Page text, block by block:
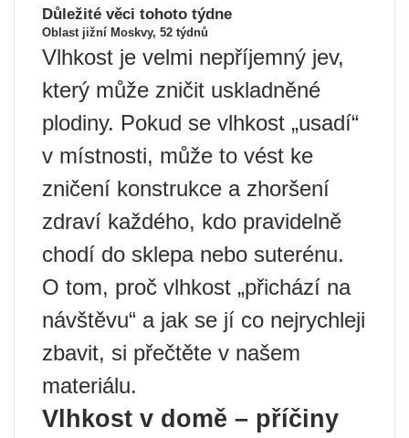
Důležité věci tohoto týdne
Oblast jižní Moskvy, 52 týdnů
Vlhkost je velmi nepříjemný jev,
který může zničit uskladněné
plodiny. Pokud se vlhkost „usadí“
v místnosti, může to vést ke
zničení konstrukce a zhoršení
zdraví každého, kdo pravidelně
chodí do sklepa nebo suterénu.
O tom, proč vlhkost „přichází na
návštěvu“ a jak se jí co nejrychleji
zbavit, si přečtěte v našem
materiálu.
Vlhkost v domě – příčiny